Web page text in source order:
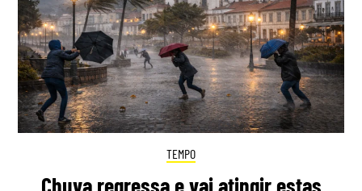
TEMPO
Chuva regressa e vai atingir estas